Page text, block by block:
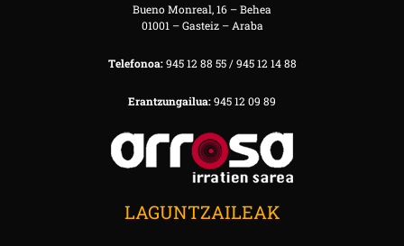
Bueno Monreal, 16 – Behea
01001 – Gasteiz – Araba
Telefonoa:945 12 88 55 / 945 12 14 88
Erantzungailua:945 12 09 89
LAGUNTZAILEAK